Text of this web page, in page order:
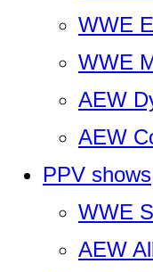
WWE
WWE
AEW
AEW
PPV shows
WWE
AEW